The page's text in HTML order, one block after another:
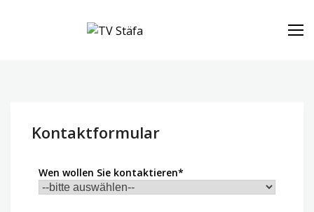
Kontaktformular
Wen wollen Sie kontaktieren*